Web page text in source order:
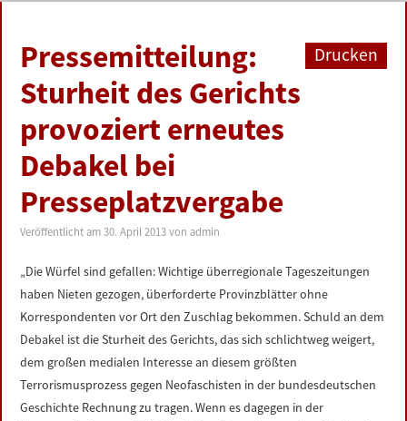
BUNDESTAG
PRESSE
ZUR PERSON
LINKS
DATENSCHUTZERKLÄRUNG
IMPRESSUM
Drucken
Pressemitteilung:
Sturheit des Gerichts
provoziert erneutes
Debakel bei
Presseplatzvergabe
Veröffentlicht am30. April 2013 vonadmin
„Die Würfel sind gefallen: Wichtige überregionale Tageszeitungen
haben Nieten gezogen, überforderte Provinzblätter ohne
Korrespondenten vor Ort den Zuschlag bekommen. Schuld an dem
Debakel ist die Sturheit des Gerichts, das sich schlichtweg weigert,
dem großen medialen Interesse an diesem größten
Terrorismusprozess gegen Neofaschisten in der bundesdeutschen
Geschichte Rechnung zu tragen. Wenn es dagegen in der